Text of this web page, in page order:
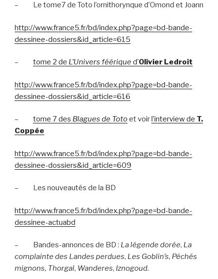
– Le tome7 de Toto l’ornithorynque d’Omond et Joann
http://www.france5.fr/bd/index.php?page=bd-bande-
dessinee-dossiers&id_article=615
– tome 2 de L’Univers féériqued’Olivier Ledroit
http://www.france5.fr/bd/index.php?page=bd-bande-
dessinee-dossiers&id_article=616
– tome 7 des Blagues de Totoet voirl’interview de T.
Coppée
http://www.france5.fr/bd/index.php?page=bd-bande-
dessinee-dossiers&id_article=609
– Les nouveautés de la BD
http://www.france5.fr/bd/index.php?page=bd-bande-
dessinee-actuabd
– Bandes-annonces de BD : La légende dorée, La
complainte des Landes perdues, Les Goblin’s, Péchés
mignons, Thorgal, Wanderes, Iznogoud.